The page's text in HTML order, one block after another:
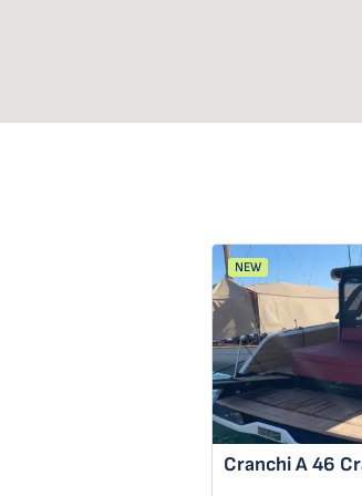
NEW
Cranchi A 46